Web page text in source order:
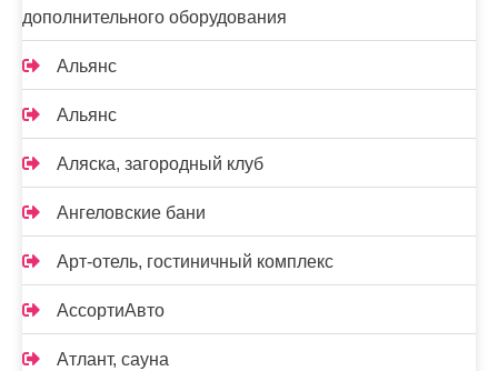
дополнительного оборудования
Альянс
Альянс
Аляска, загородный клуб
Ангеловские бани
Арт-отель, гостиничный комплекс
АссортиАвто
Атлант, сауна